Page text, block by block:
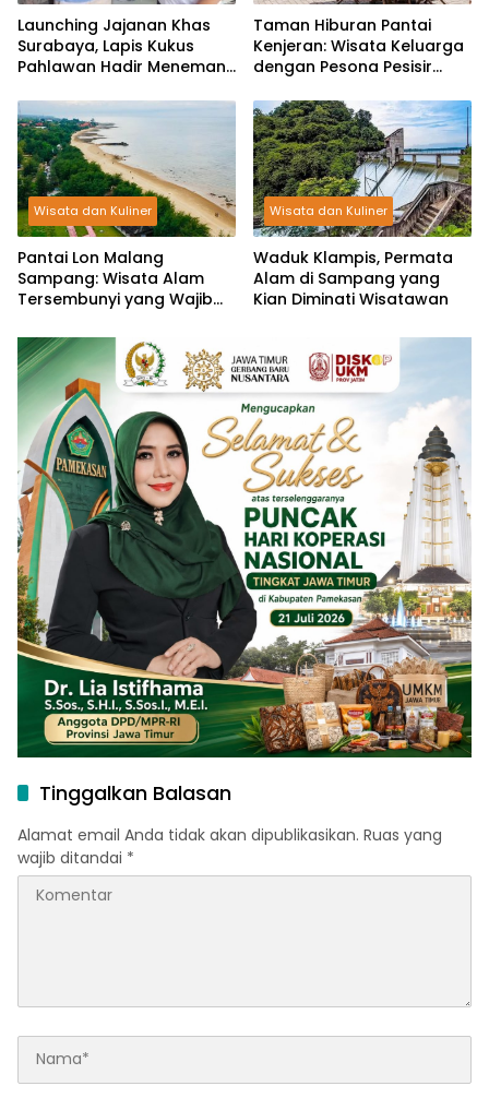
Launching Jajanan Khas
Surabaya, Lapis Kukus
Pahlawan Hadir Menemani
dan Sekitarnya
Taman Hiburan Pantai
Kenjeran: Wisata Keluarga
dengan Pesona Pesisir
Wisata dan Kuliner
Pantai Lon Malang
Sampang: Wisata Alam
Tersembunyi yang Wajib
Wisata dan Kuliner
Waduk Klampis, Permata
Alam di Sampang yang
Kian Diminati Wisatawan
Tinggalkan Balasan
Alamat email Anda tidak akan dipublikasikan. Ruas yang
wajib ditandai *